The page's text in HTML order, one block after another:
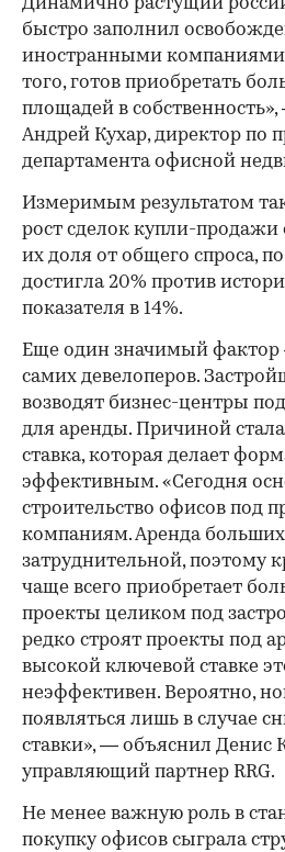
быстро заполнил
иностранными компаниями
того, готов приобретать
площадей в
Андрей Кухар, директор по
департамента офисной
Измеримым результатом
рост сделок купли-продажи
их доля от общего спроса,
достигла 20% против
показателя в 14%.
Еще один значимый
самих девелоперов.
возводят бизнес-центры
для аренды. Причиной
ставка, которая делает
эффективным. «Сегодня
строительство офисов под
компаниям. Аренда больших
затруднительной, поэтому
чаще всего приобретает
проекты целиком под
редко строят проекты под
высокой ключевой ставке
неэффективен. Вероятно,
появляться лишь в случае
ставки», — объяснил Денис
управляющий партнер RRG.
Не менее важную роль в
покупку офисов сыграла